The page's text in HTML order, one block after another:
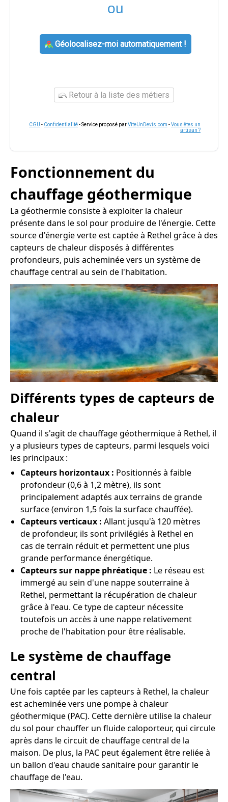
ou
Géolocalisez-moi automatiquement !
Retour à la liste des métiers
CGU - Confidentialité- Service proposé parViteUnDevis.com -Vous êtes un
artisan ?
Fonctionnement du
chauffage géothermique
La géothermie consiste à exploiter la chaleur
présente dans le sol pour produire de l'énergie. Cette
source d'énergie verte est captée à Rethel grâce à des
capteurs de chaleur disposés à différentes
profondeurs, puis acheminée vers un système de
chauffage central au sein de l'habitation.
Différents types de capteurs de
chaleur
Quand il s'agit de chauffage géothermique à Rethel, il
y a plusieurs types de capteurs, parmi lesquels voici
les principaux :
Capteurs horizontaux : Positionnés à faible
profondeur (0,6 à 1,2 mètre), ils sont
principalement adaptés aux terrains de grande
surface (environ 1,5 fois la surface chauffée).
Capteurs verticaux : Allant jusqu'à 120 mètres
de profondeur, ils sont privilégiés à Rethel en
cas de terrain réduit et permettent une plus
grande performance énergétique.
Capteurs sur nappe phréatique : Le réseau est
immergé au sein d'une nappe souterraine à
Rethel, permettant la récupération de chaleur
grâce à l'eau. Ce type de capteur nécessite
toutefois un accès à une nappe relativement
proche de l'habitation pour être réalisable.
Le système de chauffage
central
Une fois captée par les capteurs à Rethel, la chaleur
est acheminée vers une pompe à chaleur
géothermique (PAC). Cette dernière utilise la chaleur
du sol pour chauffer un fluide caloporteur, qui circule
après dans le circuit de chauffage central de la
maison. De plus, la PAC peut également être reliée à
un ballon d'eau chaude sanitaire pour garantir le
chauffage de l'eau.